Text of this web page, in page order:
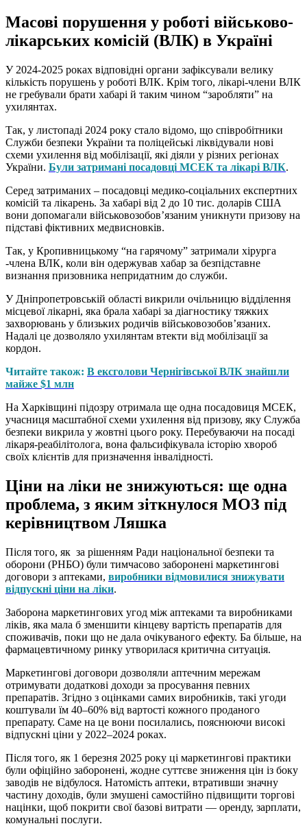
Масові порушення у роботі військово-
лікарських комісій (ВЛК) в Україні
У 2024-2025 роках відповідні органи зафіксували велику
кількість порушень у роботі ВЛК. Крім того, лікарі-члени ВЛК
не гребували брати хабарі й таким чином “заробляти” на
ухилянтах.
Так, у листопаді 2024 року стало відомо, що співробітники
Служби безпеки України та поліцейські ліквідували нові
схеми ухилення від мобілізації, які діяли у різних регіонах
України. Були затримані посадовці МСЕК та лікарі ВЛК.
Серед затриманих – посадовці медико-соціальних експертних
комісій та лікарень. За хабарі від 2 до 10 тис. доларів США
вони допомагали військовозобов’язаним уникнути призову на
підставі фіктивних медвисновків.
Так, у Кропивницькому “на гарячому” затримали хірурга
-члена ВЛК, коли він одержував хабар за безпідставне
визнання призовника непридатним до служби.
У Дніпропетровській області викрили очільницю відділення
місцевої лікарні, яка брала хабарі за діагностику тяжких
захворювань у близьких родичів військовозобов’язаних.
Надалі це дозволяло ухилянтам втекти від мобілізації за
кордон.
Читайте також: В ексголови Чернігівської ВЛК знайшли
майже $1 млн
На Харківщині підозру отримала ще одна посадовиця МСЕК,
учасниця масштабної схеми ухилення від призову, яку Служба
безпеки викрила у жовтні цього року. Перебуваючи на посаді
лікаря-реабілітолога, вона фальсифікувала історію хвороб
своїх клієнтів для призначення інвалідності.
Ціни на ліки не знижуються: ще одна
проблема, з яким зіткнулося МОЗ під
керівництвом Ляшка
Після того, як за рішенням Ради національної безпеки та
оборони (РНБО) були тимчасово заборонені маркетингові
договори з аптеками, виробники відмовилися знижувати
відпускні ціни на ліки.
Заборона маркетингових угод між аптеками та виробниками
ліків, яка мала б зменшити кінцеву вартість препаратів для
споживачів, поки що не дала очікуваного ефекту. Ба більше, на
фармацевтичному ринку утворилася критична ситуація.
Маркетингові договори дозволяли аптечним мережам
отримувати додаткові доходи за просування певних
препаратів. Згідно з оцінками самих виробників, такі угоди
коштували їм 40–60% від вартості кожного проданого
препарату. Саме на це вони посилались, пояснюючи високі
відпускні ціни у 2022–2024 роках.
Після того, як 1 березня 2025 року ці маркетингові практики
були офіційно заборонені, жодне суттєве зниження цін із боку
заводів не відбулося. Натомість аптеки, втративши значну
частину доходів, були змушені самостійно підвищити торгові
націнки, щоб покрити свої базові витрати — оренду, зарплати,
комунальні послуги.